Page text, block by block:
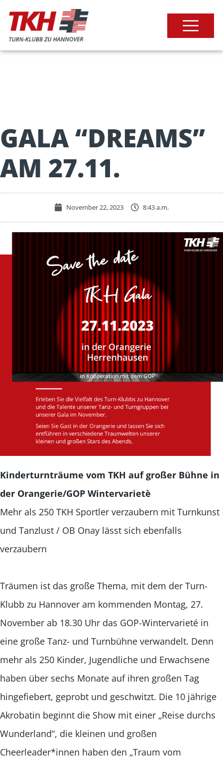
GALA “DREAMS”
AM 27.11.
November 22, 2023 8:43 a.m.
Kinderturnträume vom TKH auf großer Bühne in
der Orangerie/GOP Wintervarietè
Mehr als 250 TKH Sportler verzaubern mit Turnkunst
und Tanzlust / OB Onay lässt sich ebenfalls
verzaubern
Träumen ist das große Thema, mit dem der Turn-
Klubb zu Hannover am kommenden Montag, 27.
November ab 18.30 Uhr das GOP-Wintervarieté in
eine große Tanz- und Turnbühne verwandelt. Denn
mehr als 250 Kinder, Jugendliche und Erwachsene
haben über sechs Monate auf ihren großen Tag
hingefiebert, geprobt und geschwitzt. Die 10 jährige
Akrobatin beginnt die Show mit einer „Reise durchs
Wunderland“, die kleinen und großen
Cheerleader*innen haben den „Traum vom